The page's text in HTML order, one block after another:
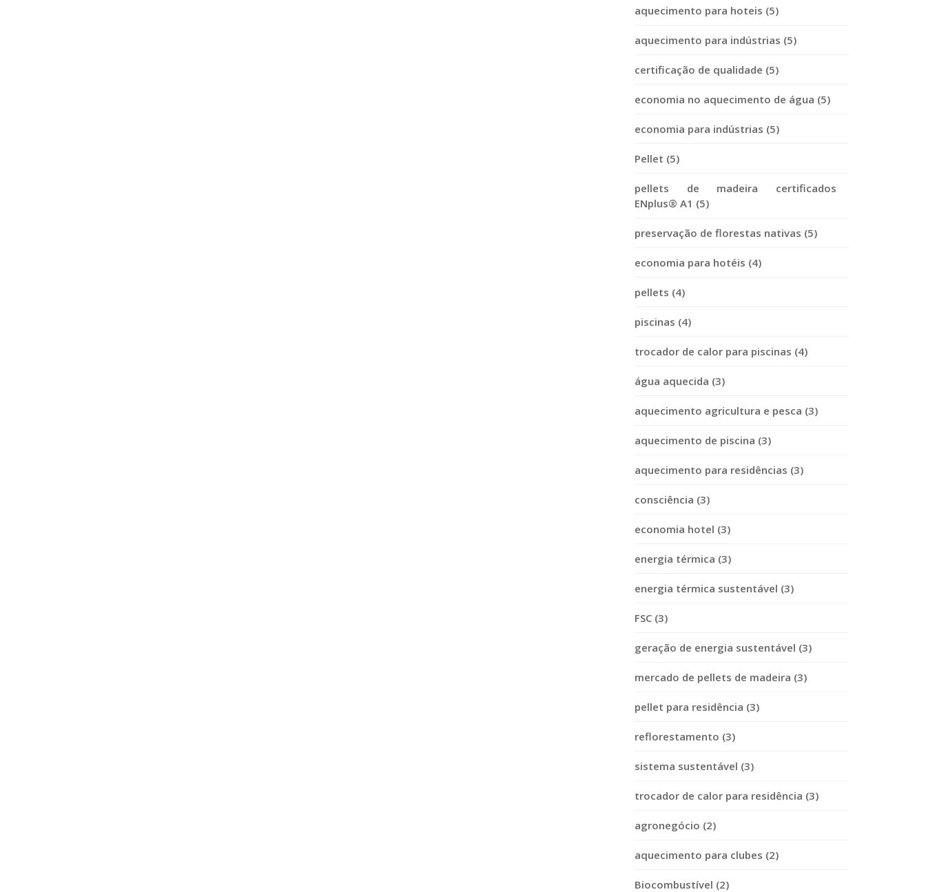
aquecimento para hoteis (5)
aquecimento para indústrias (5)
certificação de qualidade (5)
economia no aquecimento de água (5)
economia para indústrias (5)
Pellet (5)
pellets de madeira certificados
ENplus® A1 (5)
preservação de florestas nativas (5)
economia para hotéis (4)
pellets (4)
piscinas (4)
trocador de calor para piscinas (4)
água aquecida (3)
aquecimento agricultura e pesca (3)
aquecimento de piscina (3)
aquecimento para residências (3)
consciência (3)
economia hotel (3)
energia térmica (3)
energia térmica sustentável (3)
FSC (3)
geração de energia sustentável (3)
mercado de pellets de madeira (3)
pellet para residência (3)
reflorestamento (3)
sistema sustentável (3)
trocador de calor para residência (3)
agronegócio (2)
aquecimento para clubes (2)
Biocombustível (2)